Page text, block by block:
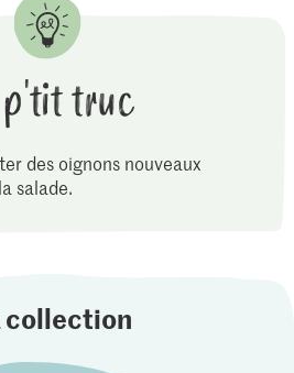
truc
des oignons nouveaux
salade.
collection